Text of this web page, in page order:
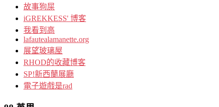
故事狗屎
iGREKKESS' 博客
我看到高
lafautealamanette.org
展望玻璃屋
RHOD的收藏博客
SP!新西蘭展廳
電子遊戲是rad